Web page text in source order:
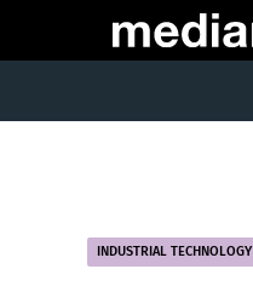
INDUSTRIAL TECHNOLOGY